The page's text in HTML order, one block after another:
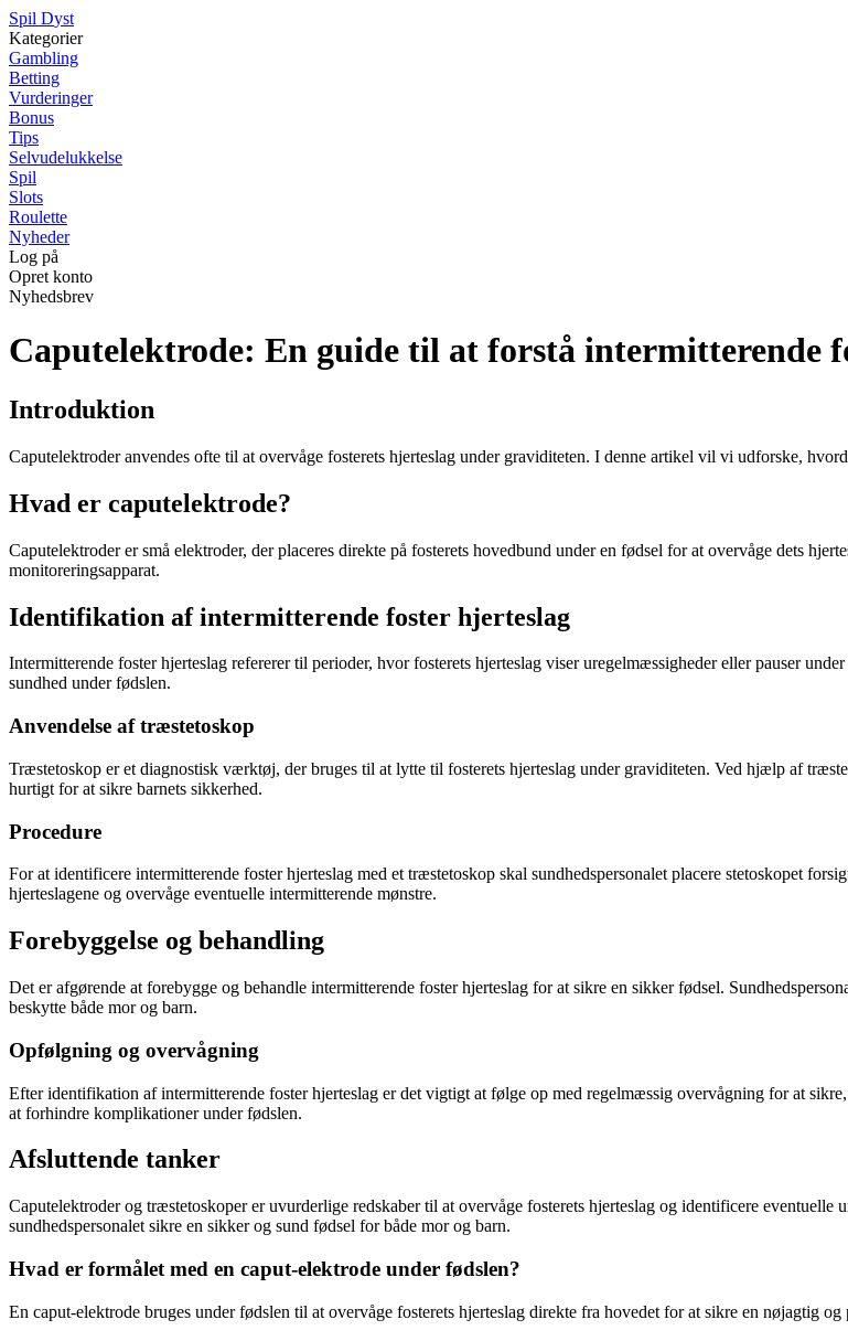
Spil Dyst
Kategorier
Gambling
Betting
Vurderinger
Bonus
Tips
Selvudelukkelse
Spil
Slots
Roulette
Nyheder
Log på
Opret konto
Nyhedsbrev
Caputelektrode: En guide til at forstå intermitterende
Introduktion
Caputelektroder anvendes ofte til at overvåge fosterets hjerteslag under graviditeten. I denne artikel vil vi udforske,
Hvad er caputelektrode?
Caputelektroder er små elektroder, der placeres direkte på fosterets hovedbund under en fødsel for at overvåge dets
monitoreringsapparat.
Identifikation af intermitterende foster hjerteslag
Intermitterende foster hjerteslag refererer til perioder, hvor fosterets hjerteslag viser uregelmæssigheder eller pauser
sundhed under fødslen.
Anvendelse af træstetoskop
Træstetoskop er et diagnostisk værktøj, der bruges til at lytte til fosterets hjerteslag under graviditeten. Ved hjælp af
hurtigt for at sikre barnets sikkerhed.
Procedure
For at identificere intermitterende foster hjerteslag med et træstetoskop skal sundhedspersonalet placere stetoskopet
hjerteslagene og overvåge eventuelle intermitterende mønstre.
Forebyggelse og behandling
Det er afgørende at forebygge og behandle intermitterende foster hjerteslag for at sikre en sikker fødsel.
beskytte både mor og barn.
Opfølgning og overvågning
Efter identifikation af intermitterende foster hjerteslag er det vigtigt at følge op med regelmæssig overvågning for at
at forhindre komplikationer under fødslen.
Afsluttende tanker
Caputelektroder og træstetoskoper er uvurderlige redskaber til at overvåge fosterets hjerteslag og identificere eventuelle
sundhedspersonalet sikre en sikker og sund fødsel for både mor og barn.
Hvad er formålet med en caput-elektrode under fødslen?
En caput-elektrode bruges under fødslen til at overvåge fosterets hjerteslag direkte fra hovedet for at sikre en nøjagtig